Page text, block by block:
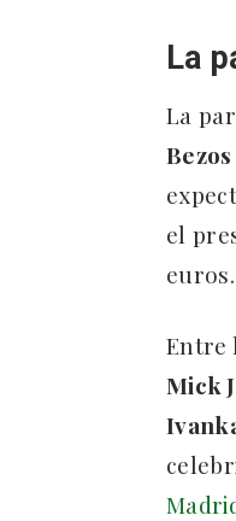
La
La
Bezos
el
euros.
Entre
Mick